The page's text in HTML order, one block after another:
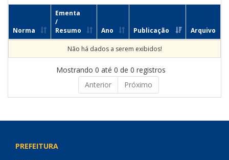
Norma
Ementa
/
Resumo
Ano Publicação Arquivo
Não há dados a serem exibidos!
Mostrando 0 até 0 de 0 registros
Anterior
Próximo
PREFEITURA